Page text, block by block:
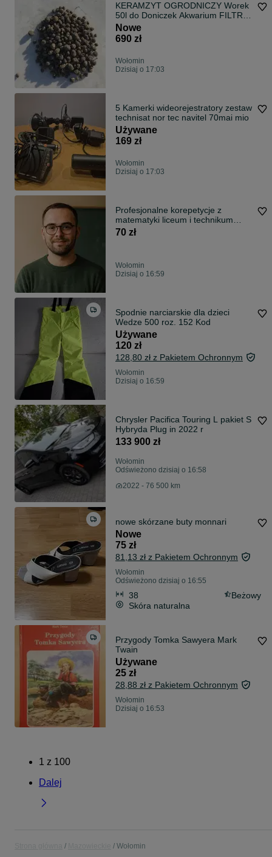
KERAMZYT OGRODNICZY Worek
50l do Doniczek Akwarium FILTR
Wołomin
Nowe
690 zł
Wołomin
Dzisiaj o 17:03
5 Kamerki wideorejestratory zestaw
technisat nor tec navitel 70mai mio
Używane
169 zł
Wołomin
Dzisiaj o 17:03
Profesjonalne korepetycje z
matematyki liceum i technikum
ONLINE
70 zł
Wołomin
Dzisiaj o 16:59
Spodnie narciarskie dla dzieci
Wedze 500 roz. 152 Kod
Używane
120 zł
128,80 zł z Pakietem Ochronnym
Wołomin
Dzisiaj o 16:59
Chrysler Pacifica Touring L pakiet S
Hybryda Plug in 2022 r
133 900 zł
Wołomin
Odświeżono dzisiaj o 16:58
2022 - 76 500 km
nowe skórzane buty monnari
Nowe
75 zł
81,13 zł z Pakietem Ochronnym
Wołomin
Odświeżono dzisiaj o 16:55
38
Beżowy
Skóra naturalna
Przygody Tomka Sawyera Mark
Twain
Używane
25 zł
28,88 zł z Pakietem Ochronnym
Wołomin
Dzisiaj o 16:53
1 z 100
Dalej
Wołomin